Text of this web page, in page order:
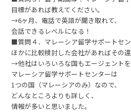
目標があれば教えてください。
→6ヶ月、電話で英語が聞き取れて、
会話できるレベルになる！
■質問４．マレーシア留学サポートセ
ほかに比較検討した会社があればその違
→他社はいろいろな国もエージェントを
マレーシア留学サポートセンターは
1つの国（マレーシアのみ）なので、
どんなところよりも詳しく、
情報が多いと思いました。